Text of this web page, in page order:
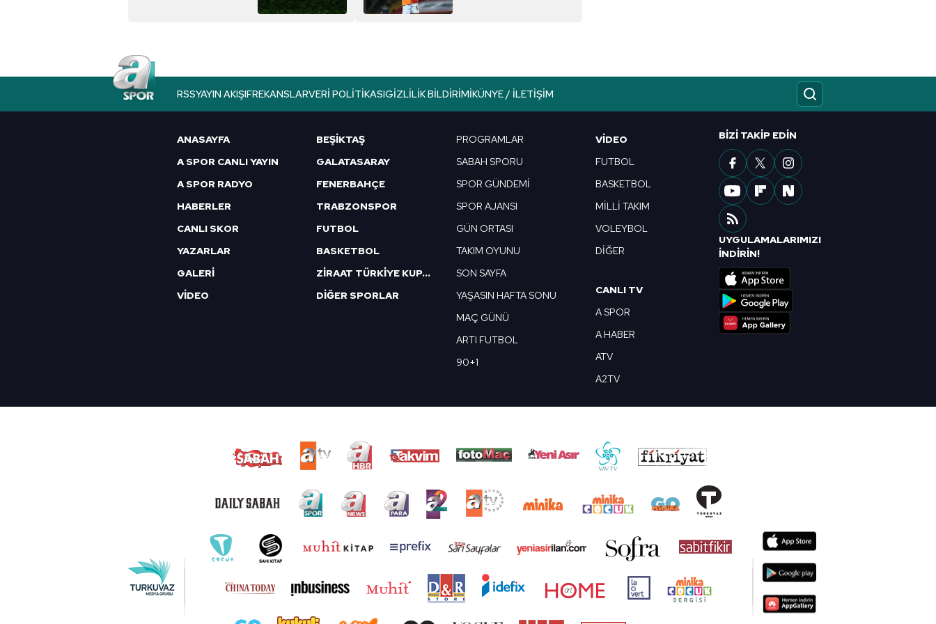
Çerezlere ilişkin tercihlerinizi aşağıda yer alan panel vasıtasıyla belirleyebilirsiniz. Çerezlere ilişkin detaylı bilgi için Ayarlar
RSSYAYIN AKIŞIFREKANSLARVERI POLITIKASIGIZLILIK BILDIRIMIKÜNYE / İLETIŞIM
ANASAYFA
A SPOR CANLI YAYIN
A SPOR RADYO
HABERLER
CANLI SKOR
YAZARLAR
GALERİ
VİDEO
BEŞİKTAŞ
GALATASARAY
FENERBAHÇE
TRABZONSPOR
FUTBOL
BASKETBOL
ZİRAAT TÜRKİYE KUPASI
DİĞER SPORLAR
PROGRAMLAR
SABAH SPORU
SPOR GÜNDEMİ
SPOR AJANSI
GÜN ORTASI
TAKIM OYUNU
SON SAYFA
YAŞASIN HAFTA SONU
MAÇ GÜNÜ
ARTI FUTBOL
90+1
VIDEO
FUTBOL
BASKETBOL
MİLLİ TAKIM
VOLEYBOL
DİĞER
CANLI TV
A SPOR
A HABER
ATV
A2TV
BIZI TAKIP EDIN
UYGULAMALARIMIZI
İNDİRİN!